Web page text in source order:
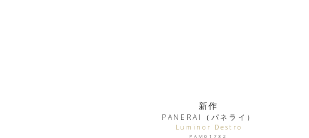
新作
PANERAI（パネライ）
Luminor Destro
PAM01732